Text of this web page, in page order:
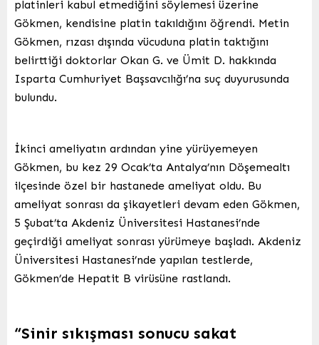
platinleri kabul etmediğini söylemesi üzerine
Gökmen, kendisine platin takıldığını öğrendi. Metin
Gökmen, rızası dışında vücuduna platin taktığını
belirttiği doktorlar Okan G. ve Ümit D. hakkında
Isparta Cumhuriyet Başsavcılığı’na suç duyurusunda
bulundu.
İkinci ameliyatın ardından yine yürüyemeyen
Gökmen, bu kez 29 Ocak’ta Antalya’nın Döşemealtı
ilçesinde özel bir hastanede ameliyat oldu. Bu
ameliyat sonrası da şikayetleri devam eden Gökmen,
5 Şubat’ta Akdeniz Üniversitesi Hastanesi’nde
geçirdiği ameliyat sonrası yürümeye başladı. Akdeniz
Üniversitesi Hastanesi’nde yapılan testlerde,
Gökmen’de Hepatit B virüsüne rastlandı.
“Sinir sıkışması sonucu sakat